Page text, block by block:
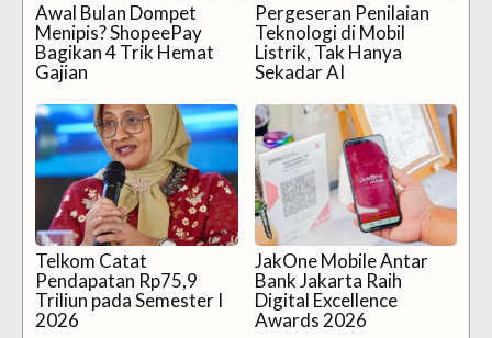
Awal Bulan Dompet
Menipis? ShopeePay
Bagikan 4 Trik Hemat
Gajian
Pergeseran Penilaian
Teknologi di Mobil
Listrik, Tak Hanya
Sekadar AI
Telkom Catat
Pendapatan Rp75,9
Triliun pada Semester I
2026
JakOne Mobile Antar
Bank Jakarta Raih
Digital Excellence
Awards 2026